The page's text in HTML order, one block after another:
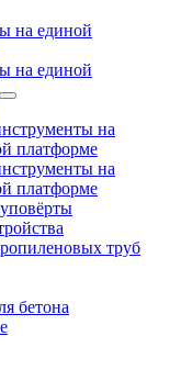
на единой
на единой
на
платформе
на
платформе
труб
бетона